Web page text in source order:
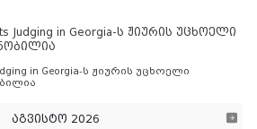
Judging in Georgia-ს ჟიურის უცხოელი
in Georgia-ს ჟიურის უცხოელი
აგვისტო 2026